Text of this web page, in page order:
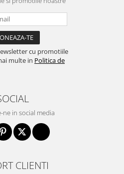
cu promotiile
multe in Politica de
ne in social media
CLIENTI